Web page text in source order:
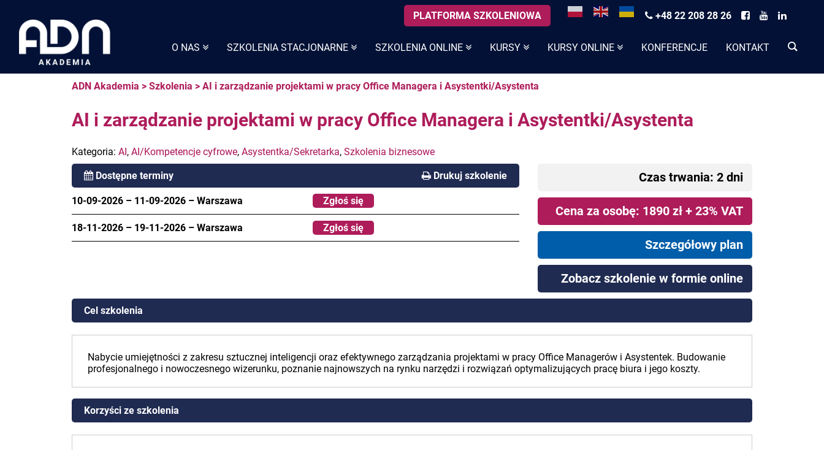
O NAS SZKOLENIA STACJONARNE SZKOLENIA ONLINE KURSY KURSY ONLINE KONFERENCJE KONTAKT
content
PLATFORMA SZKOLENIOWA +48 22 208 28 26
ADN Akademia > Szkolenia > AI i zarządzanie projektami w pracy Office Managera i Asystentki/Asystenta
AI i zarządzanie projektami w pracy Office Managera i Asystentki/Asystenta
Kategoria: AI, AI/Kompetencje cyfrowe, Asystentka/Sekretarka, Szkolenia biznesowe
Dostępne terminy Drukuj szkolenie
10-09-2026 – 11-09-2026 – Warszawa Zgłoś się
18-11-2026 – 19-11-2026 – Warszawa Zgłoś się
Czas trwania: 2 dni
Cena za osobę: 1890 zł + 23% VAT
Szczegółowy plan
Zobacz szkolenie w formie online
Cel szkolenia
Nabycie umiejętności z zakresu sztucznej inteligencji oraz efektywnego zarządzania projektami w pracy Office Managerów i Asystentek. Budowanie
profesjonalnego i nowoczesnego wizerunku, poznanie najnowszych na rynku narzędzi i rozwiązań optymalizujących pracę biura i jego koszty.
Korzyści ze szkolenia